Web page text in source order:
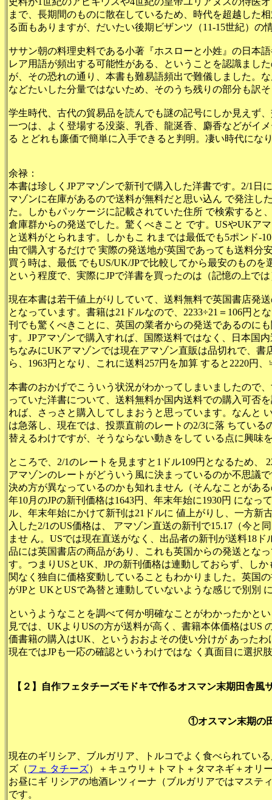
まで、長期間のものに散在しているため、時代を超越した
る面もありますが、だいたい後期ビザンツ（11‐15世紀）の
ササン朝の料理史料である小著『ホスローと小姓』の日本
レア用語が頻出する可能性がある、ということを認識まし
が、その恐れの通り、本書も難易語頻出で難儀しました。
などたいした分量ではないため、そのうち残りの部分も訳
学生時代、古代の貿易品を読んでも謎の記号にしか見えず
一つは、よく登場する没薬、乳香、龍涎香、麝香などがイ
る とどれも廉価で簡単に入手できると判明。凄い時代にな
余禄：
本書は珍しくJPアマゾンで新刊で購入した洋書です。2/1日
マゾンに在庫があるので送料が無料だと思い込ん で発注し
た。しかもパッケージに記載されていた住所 で検索すると
倉庫群からの発送でした。驚くべきこと です。USやUKア
と送料がとられます。しかもこ れまでは最低でも5ポンド-
由で購入するだけで 実際の発送地が英国であっても送料
買う時は、最低 でもUS/UK/JPで比較してから最安のもの
という程度で、実際にJPで洋書を買ったのは（記憶の上で
現在本書は若干値上がりしていて、送料無料で英国書店発
となっています。書籍は21ドルなので、2233÷21＝106円と
刊でも驚くべきことに、英国の業者からの発送であるのに
す。JPアマゾンで購入すれば、国際送料ではなく、日本国
ちなみにUKアマゾンでは現在アマゾン直販は品切れで、書
ら、1963円となり、これに送料257円を加算 すると2220円
本書のおかげでこういう状況がわかってしまいましたので
っていた洋書について、送料無料か国内送料での購入可否
れば、さっさと購入してしまおうと思っています。なんと
は急落し、現在では、投票直前のレートの2/3に落 ちてい
替えるわけですが、そうならない動きをして いる点に興味
ところで、2/1のレートを見ますと1ドル109円となるため、
アマゾンのレートがどういう風に決まっているのか不思議
決め方が異なっているのかも知れません（そんなことがあ
年10月のJPの新刊価格は1643円、年末年始に1930円 になっ
ル、年末年始にかけて新刊は21ドルに 値上がりし、一方新
入した2/1のUS価格は、 アマゾン直送の新刊で15.17（今と
ませ ん。USでは現在直送がなく、出品者の新刊が送料18
品には英国書店の商品があり、これも英国からの発送とな
す。つまりUSとUK、JPの新刊価格は連動しておらず、し
関なく独自に価格変動していることもわかりました。英国
がJPと UKとUSで為替と連動していないような感じで別別
というようなことを調べて何か明確なことがわかったかと
見では、UKよりUSの方が送料が高く、書籍本体価格はUS
価書籍の購入はUK、というおおよその使い分けが あった
現在ではJPも一応の確認というわけではな く真面目に選択
【２】自作フェタチーズモドキで作るオスマン末期田舎
①オスマン末期の
現在のギリシア、ブルガリア、トルコでよく食べられてい
ズ（フェ タチーズ）＋キュウリ＋トマト＋タマネギ＋オリ
お昼にギ リシアの地酒レツィーナ（ブルガリアではマステ
です。